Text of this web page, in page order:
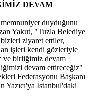
DEVAM
duyduğunu
Yakut, "Tuzla Belediye
bizleri ziyaret ettiler,
işleri kendi gözleriyle
ve birliğimiz devam
devam ettireceğiz"
Federasyonu Başkanı
Yazıcı'ya İstanbul'daki